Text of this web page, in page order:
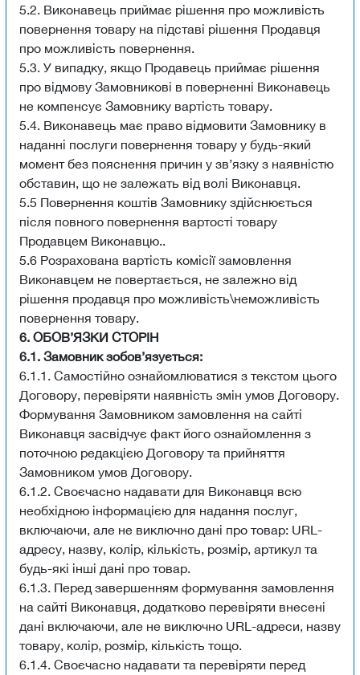
5.2. Виконавець приймає рішення про можливість
повернення товару на підставі рішення Продавця
про можливість повернення.
5.3. У випадку, якщо Продавець приймає рішення
про відмову Замовникові в поверненні Виконавець
не компенсує Замовнику вартість товару.
5.4. Виконавець має право відмовити Замовнику в
наданні послуги повернення товару у будь-який
момент без пояснення причин у зв’язку з наявністю
обставин, що не залежать від волі Виконавця.
5.5 Повернення коштів Замовнику здійснюється
після повного повернення вартості товару
Продавцем Виконавцю..
5.6 Розрахована вартість комісії замовлення
Виконавцем не повертається, не залежно від
рішення продавця про можливість\неможливість
повернення товару.
6. ОБОВ’ЯЗКИ СТОРІН
6.1. Замовник зобов’язується:
6.1.1. Самостійно ознайомлюватися з текстом цього
Договору, перевіряти наявність змін умов Договору.
Формування Замовником замовлення на сайті
Виконавця засвідчує факт його ознайомлення з
поточною редакцією Договору та прийняття
Замовником умов Договору.
6.1.2. Своєчасно надавати для Виконавця всю
необхідною інформацією для надання послуг,
включаючи, але не виключно дані про товар: URL-
адресу, назву, колір, кількість, розмір, артикул та
будь-які інші дані про товар.
6.1.3. Перед завершенням формування замовлення
на сайті Виконавця, додатково перевіряти внесені
дані включаючи, але не виключно URL-адреси, назву
товару, колір, розмір, кількість тощо.
6.1.4. Своєчасно надавати та перевіряти перед